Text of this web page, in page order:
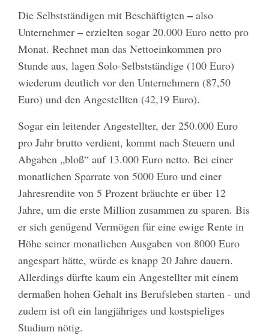
Die Selbstständigen mit Beschäftigten– also
Unternehmer– erzielten sogar 20.000 Euro netto pro
Monat. Rechnet man das Nettoeinkommen pro
Stunde aus, lagen Solo-Selbstständige (100 Euro)
wiederum deutlich vor den Unternehmern (87,50
Euro) und den Angestellten (42,19 Euro).
Sogar ein leitender Angestellter, der 250.000 Euro
pro Jahr brutto verdient, kommt nach Steuern und
Abgaben „bloß“ auf 13.000 Euro netto. Bei einer
monatlichen Sparrate von 5000 Euro und einer
Jahresrendite von 5 Prozent bräuchte er über 12
Jahre, um die erste Million zusammen zu sparen. Bis
er sich genügend Vermögen für eine ewige Rente in
Höhe seiner monatlichen Ausgaben von 8000 Euro
angespart hätte, würde es knapp 20 Jahre dauern.
Allerdings dürfte kaum ein Angestellter mit einem
dermaßen hohen Gehalt ins Berufsleben starten - und
zudem ist oft ein langjähriges und kostspieliges
Studium nötig.